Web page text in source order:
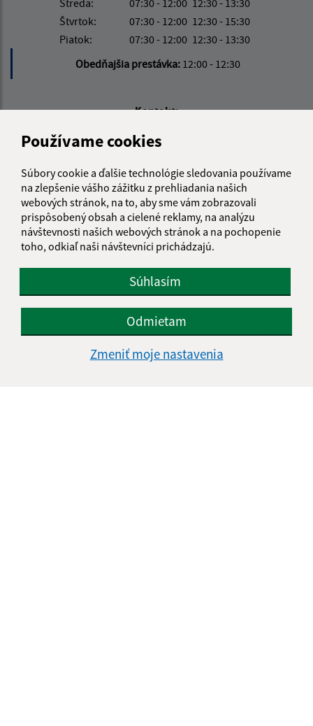
Používame cookies
Súbory cookie a ďalšie technológie sledovania používame
na zlepšenie vášho zážitku z prehliadania našich
webových stránok, na to, aby sme vám zobrazovali
prispôsobený obsah a cielené reklamy, na analýzu
návštevnosti našich webových stránok a na pochopenie
toho, odkiaľ naši návštevníci prichádzajú.
Súhlasím
Odmietam
Zmeniť moje nastavenia
Štvrtok:
07:30 - 12:00 12:30 - 15:30
Piatok:
07:30 - 12:00 12:30 - 13:30
Obedňajšia prestávka: 12:00 - 12:30
Kontakt:
Obecný úrad Tašuľa
072 52 Jenkovce
info@tasula.sk
+421 56 659 82 60
IČO: 00325872